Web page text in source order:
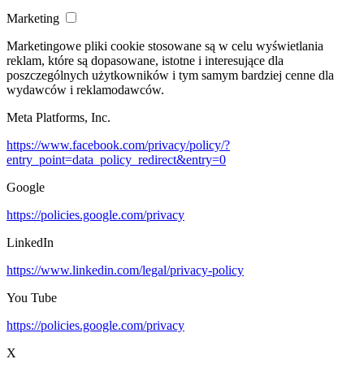
Marketing
Marketingowe pliki cookie stosowane są w celu wyświetlania
reklam, które są dopasowane, istotne i interesujące dla
poszczególnych użytkowników i tym samym bardziej cenne dla
wydawców i reklamodawców.
Meta Platforms, Inc.
https://www.facebook.com/privacy/policy/?
entry_point=data_policy_redirect&entry=0
Google
https://policies.google.com/privacy
LinkedIn
https://www.linkedin.com/legal/privacy-policy
You Tube
https://policies.google.com/privacy
X